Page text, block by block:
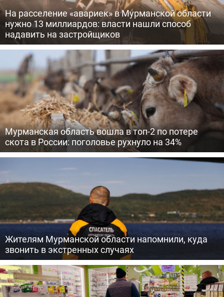
На расселение «авариек» в Мурманской области
нужно 13 миллиардов: власти нашли способ
надавить на застройщиков
Мурманская область вошла в топ-2 по потере
скота в России: поголовье рухнуло на 34%
Жителям Мурманской области напомнили, куда
звонить в экстренных случаях